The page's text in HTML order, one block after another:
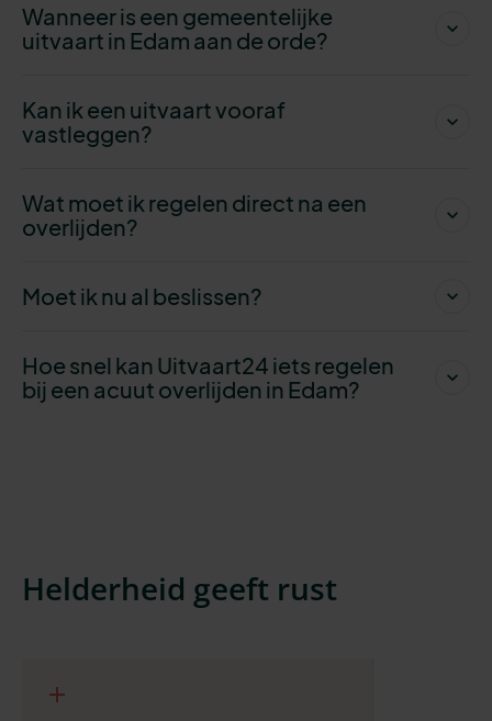
Wanneer is een gemeentelijke
uitvaart in Edam aan de orde?
Kan ik een uitvaart vooraf
vastleggen?
Wat moet ik regelen direct na een
overlijden?
Moet ik nu al beslissen?
Hoe snel kan Uitvaart24 iets regelen
bij een acuut overlijden in Edam?
Helderheid geeft rust